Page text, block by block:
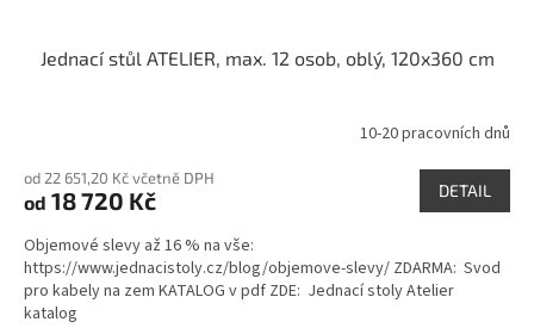
Jednací stůl ATELIER, max. 12 osob, oblý, 120x360 cm
produktu
je
z
5
hvězdiček.
10-20 pracovních dnů
od 22 651,20 Kč včetně DPH
od 18 720 Kč DETAIL
Objemové slevy až 16 % na vše:
https://www.jednacistoly.cz/blog/objemove-slevy/ ZDARMA: Svod
pro kabely na zem KATALOG v pdf ZDE: Jednací stoly Atelier
katalog